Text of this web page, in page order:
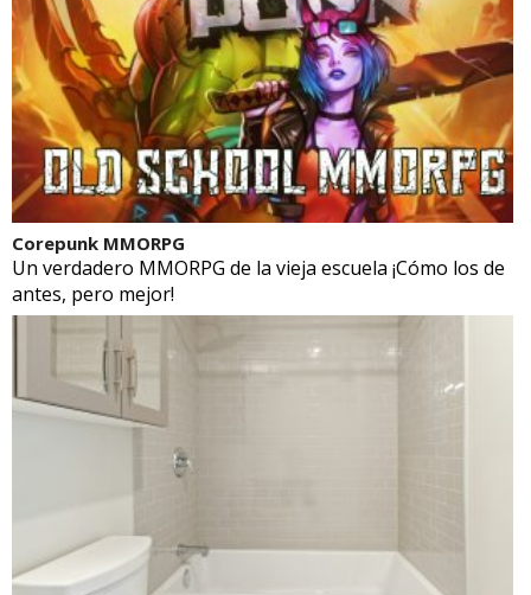
Corepunk MMORPG
Un verdadero MMORPG de la vieja escuela ¡Cómo los de
antes, pero mejor!